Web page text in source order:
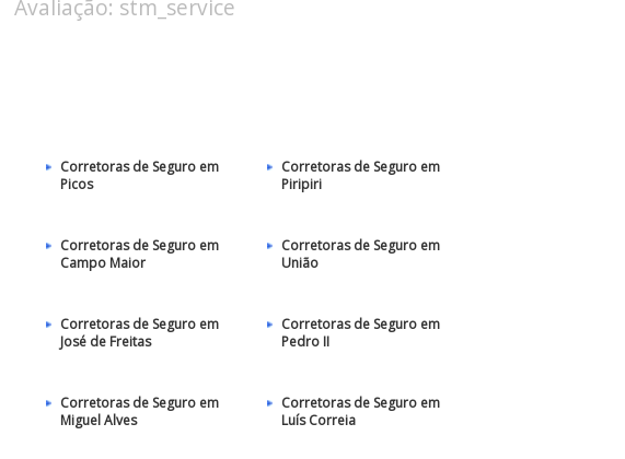
Avaliação: stm_service
Corretoras de Seguro em
Picos
Corretoras de Seguro em
Piripiri
Corretoras de Seguro em
Campo Maior
Corretoras de Seguro em
União
Corretoras de Seguro em
José de Freitas
Corretoras de Seguro em
Pedro II
Corretoras de Seguro em
Miguel Alves
Corretoras de Seguro em
Luís Correia